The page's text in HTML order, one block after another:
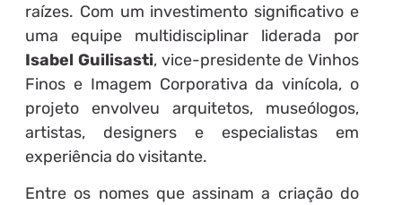
raízes. Com um investimento significativo e
uma equipe multidisciplinar liderada por
Isabel Guilisasti, vice-presidente de Vinhos
Finos e Imagem Corporativa da vinícola, o
projeto envolveu arquitetos, museólogos,
artistas, designers e especialistas em
experiência do visitante.
Entre os nomes que assinam a criação do